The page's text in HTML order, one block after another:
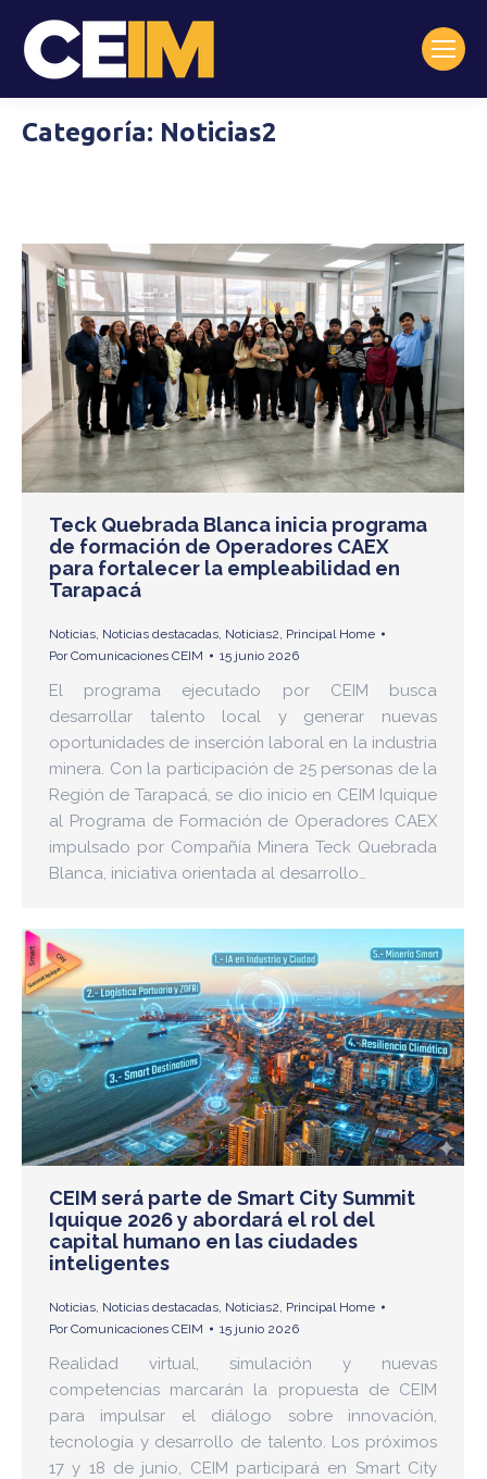
Categoría: Noticias2
Teck Quebrada Blanca inicia programa
de formación de Operadores CAEX
para fortalecer la empleabilidad en
Tarapacá
Noticias Noticias destacadas Noticias2 Principal Home
PorComunicaciones CEIM 15 junio 2026
El programa ejecutado por CEIM busca
desarrollar talento local y generar nuevas
oportunidades de inserción laboral en la industria
minera. Con la participación de 25 personas de la
Región de Tarapacá, se dio inicio en CEIM Iquique
al Programa de Formación de Operadores CAEX
impulsado por Compañía Minera Teck Quebrada
Blanca, iniciativa orientada al desarrollo…
CEIM será parte de Smart City Summit
Iquique 2026 y abordará el rol del
capital humano en las ciudades
inteligentes
Noticias, Noticias destacadas, Noticias2, Principal Home
PorComunicaciones CEIM 15 junio 2026
Realidad virtual, simulación y nuevas
competencias marcarán la propuesta de CEIM
para impulsar el diálogo sobre innovación,
tecnología y desarrollo de talento. Los próximos
17 y 18 de junio, CEIM participará en Smart City